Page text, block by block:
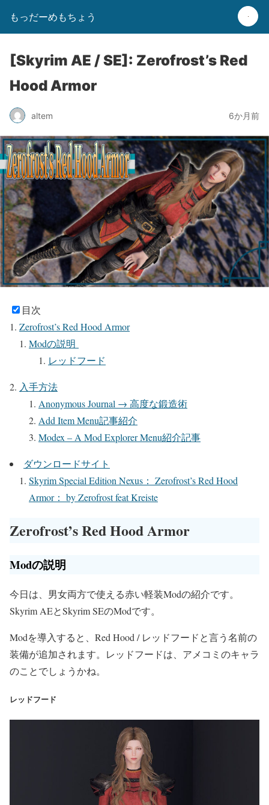
もっだーめもちょう
[Skyrim AE / SE]: Zerofrost’s Red
Hood Armor
altem 6か月前
目次
Zerofrost’s Red Hood Armor
Modの説明
レッドフード
入手方法
Anonymous Journal → 高度な鍛造術
Add Item Menu記事紹介
Modex – A Mod Explorer Menu紹介記事
ダウンロードサイト
Skyrim Special Edition Nexus： Zerofrost’s Red Hood
Armor： by Zerofrost feat Kreiste
Zerofrost’s Red Hood Armor
Modの説明
今日は、男女両方で使える赤い軽装Modの紹介です。
Skyrim AEとSkyrim SEのModです。
Modを導入すると、Red Hood / レッドフードと言う名前の
装備が追加されます。レッドフードは、アメコミのキャラ
のことでしょうかね。
レッドフード